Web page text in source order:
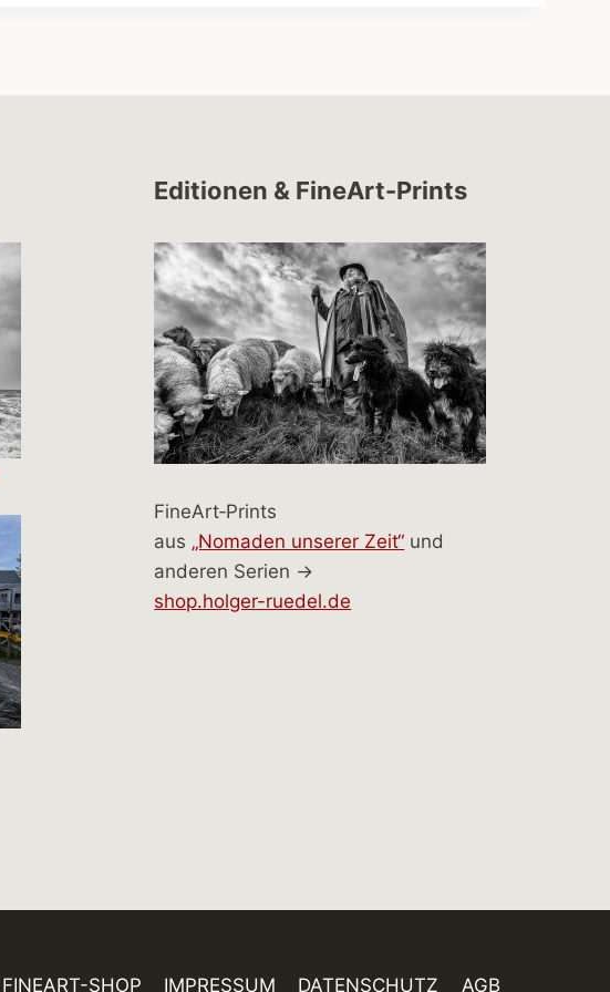
Editionen & FineArt-Prints
FineArt‑Prints
aus „Nomaden unserer Zeit“ und
anderen Serien →
shop.holger-ruedel.de
FINEART-SHOP IMPRESSUM DATENSCHUTZ AGB